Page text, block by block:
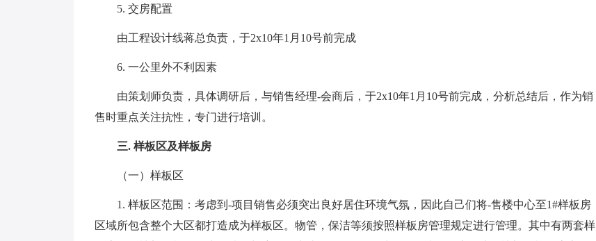
5. 交房配置
由工程设计线蒋总负责，于2x10年1月10号前完成
6. 一公里外不利因素
由策划师负责，具体调研后，与销售经理-会商后，于2x10年1月10号前完成，分析总结后，作为销
售时重点关注抗性，专门进行培训。
三. 样板区及样板房
（一）样板区
1. 样板区范围：考虑到-项目销售必须突出良好居住环境气氛，因此自己们将-售楼中心至1#样板房
区域所包含整个大区都打造成为样板区。物管，保洁等须按照样板房管理规定进行管理。其中有两套样